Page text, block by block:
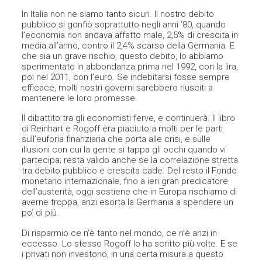
In Italia non ne siamo tanto sicuri. Il nostro debito
pubblico si gonfiò soprattutto negli anni ’80, quando
l’economia non andava affatto male, 2,5% di crescita in
media all’anno, contro il 2,4% scarso della Germania. E
che sia un grave rischio, questo debito, lo abbiamo
sperimentato in abbondanza prima nel 1992, con la lira,
poi nel 2011, con l’euro. Se indebitarsi fosse sempre
efficace, molti nostri governi sarebbero riusciti a
mantenere le loro promesse.
Il dibattito tra gli economisti ferve, e continuerà. Il libro
di Reinhart e Rogoff era piaciuto a molti per le parti
sull’euforia finanziaria che porta alle crisi, e sulle
illusioni con cui la gente si tappa gli occhi quando vi
partecipa; resta valido anche se la correlazione stretta
tra debito pubblico e crescita cade. Del resto il Fondo
monetario internazionale, fino a ieri gran predicatore
dell’austerità, oggi sostiene che in Europa rischiamo di
averne troppa, anzi esorta la Germania a spendere un
po’ di più.
Di risparmio ce n’è tanto nel mondo, ce n’è anzi in
eccesso. Lo stesso Rogoff lo ha scritto più volte. E se
i privati non investono, in una certa misura a questo